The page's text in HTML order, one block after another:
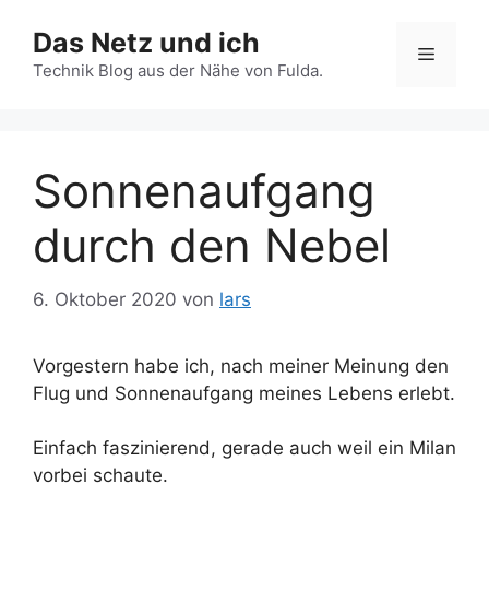
Inhalt
springen
Das Netz und ich
Technik Blog aus der Nähe von Fulda.
Menü
Sonnenaufgang
durch den Nebel
6. Oktober 2020 von lars
Vorgestern habe ich, nach meiner Meinung den
Flug und Sonnenaufgang meines Lebens erlebt.
Einfach faszinierend, gerade auch weil ein Milan
vorbei schaute.